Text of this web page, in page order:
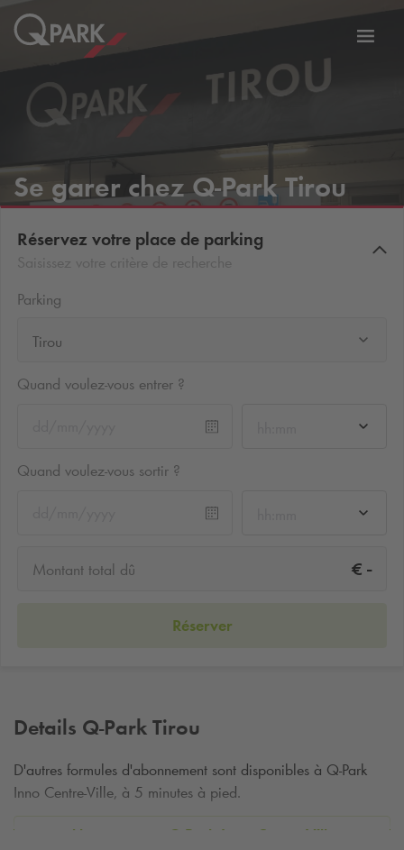
Se garer chezQ-Park Tirou
Réservez votre place de parking
Parking
Tirou
Quand voulez-vous entrer ?
Quand voulez-vous sortir ?
Montant total dû € -
Réserver
Details Q-Park Tirou
D'autres formules d'abonnement sont disponibles à Q-Park
Inno Centre-Ville, à 5 minutes à pied.
Abonnements Q-Park Inno Centre-Ville